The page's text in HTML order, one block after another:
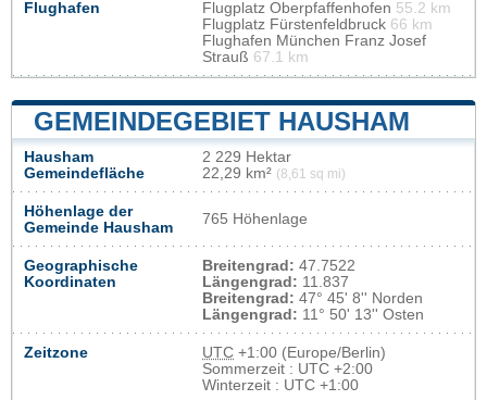
Flughafen Flugplatz Oberpfaffenhofen 55.2 km
Flugplatz Fürstenfeldbruck 66 km
Flughafen München Franz Josef
Strauß 67.1 km
GEMEINDEGEBIET HAUSHAM
Hausham
Gemeindefläche
2 229 Hektar
22,29 km² (8,61 sq mi)
Höhenlage der
Gemeinde Hausham
765 Höhenlage
Geographische
Koordinaten
Breitengrad: 47.7522
Längengrad: 11.837
Breitengrad: 47° 45' 8'' Norden
Längengrad: 11° 50' 13'' Osten
Zeitzone UTC +1:00 (Europe/Berlin)
Sommerzeit : UTC +2:00
Winterzeit : UTC +1:00